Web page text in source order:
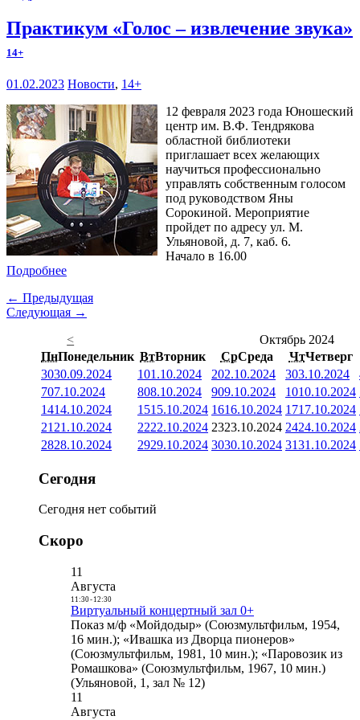
Практикум «Голос – извлечение звука»
14+
01.02.2023 Новости, 14+
12 февраля 2023 года Юношеский
центр им. В.Ф. Тендрякова
областной библиотеки
приглашает всех желающих
научиться профессионально
управлять собственным голосом
под руководством Яны
Сорокиной. Мероприятие
пройдет по адресу ул. М.
Ульяновой, д. 7, каб. 6.
Начало в 16.00
Подробнее
← Предыдущая
Следующая →
<
Октябрь 2024
ПнПонедельник ВтВторник СрСреда ЧтЧетверг
3030.09.2024 101.10.2024 202.10.2024 303.10.2024
707.10.2024 808.10.2024 909.10.2024 1010.10.2024
1414.10.2024 1515.10.2024 1616.10.2024 1717.10.2024
21 21.10.2024 2222.10.2024 2323.10.2024 2424.10.2024
2828.10.2024 2929.10.2024 3030.10.2024 3131.10.2024
Сегодня
Сегодня нет событий
Скоро
11
Августа
11:30- 12:30
Виртуальный концертный зал 0+
Показ м/ф «Мойдодыр» (Союзмультфильм, 1954,
16 мин.); «Ивашка из Дворца пионеров»
(Союзмультфильм, 1981, 10 мин.); «Паровозик из
Ромашкова» (Союзмультфильм, 1967, 10 мин.)
(Ульяновой, 1, зал № 12)
11
Августа